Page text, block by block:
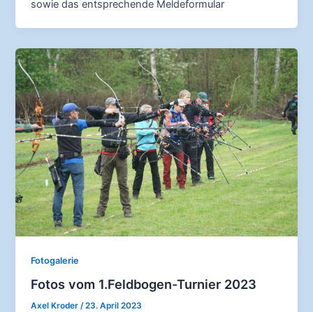
sowie das entsprechende Meldeformular
Fotogalerie
Fotos vom 1.Feldbogen-Turnier 2023
Axel Kroder/23. April 2023